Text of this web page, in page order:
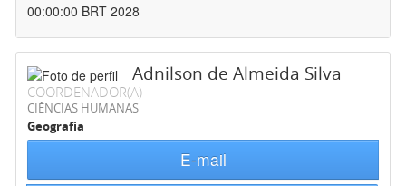
00:00:00 BRT 2028
Adnilson de Almeida Silva
COORDENADOR(A)
CIÊNCIAS HUMANAS
Geografia
E-mail